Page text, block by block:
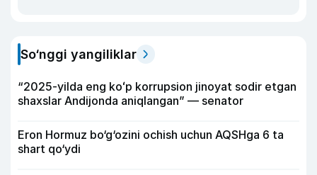
So‘nggi yangiliklar
“2025-yilda eng koʻp korrupsion jinoyat sodir etgan
shaxslar Andijonda aniqlangan” — senator
Eron Hormuz bo‘g‘ozini ochish uchun AQSHga 6 ta
shart qo‘ydi